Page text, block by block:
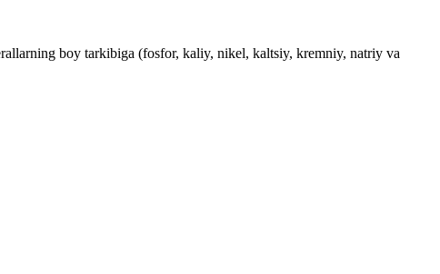
boy tarkibiga (fosfor, kaliy, nikel, kaltsiy, kremniy, natriy va